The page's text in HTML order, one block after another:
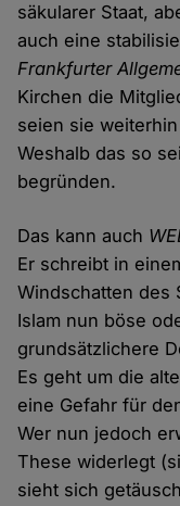
säkularer Staat,
auch eine
Frankfurter
Kirchen die
seien sie
Weshalb das so
begründen.
Das kann auch
Er schreibt in
Windschatten des
Islam nun böse
grundsätzlichere
Es geht um die
eine Gefahr für
Wer nun jedoch
These widerlegt
sieht sich